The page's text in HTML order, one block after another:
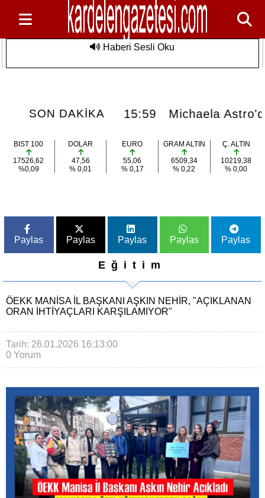
Haberi Sesli Oku
SON DAKİKA
15:59 Michaela Astro'dan Manifest
BIST 100
17526,62
%0,09
DOLAR
47,56
% 0,01
EURO
55,06
% 0,17
GRAM ALTIN
6509,34
% 0,22
Ç. ALTIN
10219,38
% 0,00
Paylas Paylas Paylas Paylas Paylas
Eğitim
ÖEKK MANISA İL BAŞKANI AŞKIN NEHIR, "AÇIKLANAN
ORAN IHTIYAÇLARI KARŞILAMIYOR"
Tarih: 26.01.2026 16:13:00
0 Yorum